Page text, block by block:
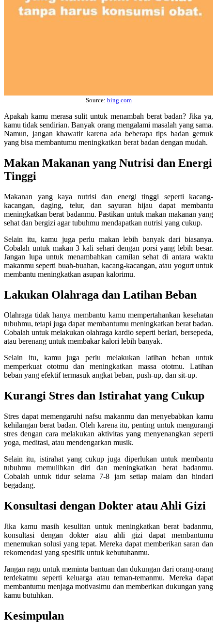
Source: bing.com
Apakah kamu merasa sulit untuk menambah berat badan? Jika ya,
kamu tidak sendirian. Banyak orang mengalami masalah yang sama.
Namun, jangan khawatir karena ada beberapa tips badan gemuk
yang bisa membantumu meningkatkan berat badan dengan mudah.
Makan Makanan yang Nutrisi dan Energi
Tinggi
Makanan yang kaya nutrisi dan energi tinggi seperti kacang-
kacangan, daging, telur, dan sayuran hijau dapat membantu
meningkatkan berat badanmu. Pastikan untuk makan makanan yang
sehat dan bergizi agar tubuhmu mendapatkan nutrisi yang cukup.
Selain itu, kamu juga perlu makan lebih banyak dari biasanya.
Cobalah untuk makan 3 kali sehari dengan porsi yang lebih besar.
Jangan lupa untuk menambahkan camilan sehat di antara waktu
makanmu seperti buah-buahan, kacang-kacangan, atau yogurt untuk
membantu meningkatkan asupan kalorimu.
Lakukan Olahraga dan Latihan Beban
Olahraga tidak hanya membantu kamu mempertahankan kesehatan
tubuhmu, tetapi juga dapat membantumu meningkatkan berat badan.
Cobalah untuk melakukan olahraga kardio seperti berlari, bersepeda,
atau berenang untuk membakar kalori lebih banyak.
Selain itu, kamu juga perlu melakukan latihan beban untuk
memperkuat ototmu dan meningkatkan massa ototmu. Latihan
beban yang efektif termasuk angkat beban, push-up, dan sit-up.
Kurangi Stres dan Istirahat yang Cukup
Stres dapat memengaruhi nafsu makanmu dan menyebabkan kamu
kehilangan berat badan. Oleh karena itu, penting untuk mengurangi
stres dengan cara melakukan aktivitas yang menyenangkan seperti
yoga, meditasi, atau mendengarkan musik.
Selain itu, istirahat yang cukup juga diperlukan untuk membantu
tubuhmu memulihkan diri dan meningkatkan berat badanmu.
Cobalah untuk tidur selama 7-8 jam setiap malam dan hindari
begadang.
Konsultasi dengan Dokter atau Ahli Gizi
Jika kamu masih kesulitan untuk meningkatkan berat badanmu,
konsultasi dengan dokter atau ahli gizi dapat membantumu
menemukan solusi yang tepat. Mereka dapat memberikan saran dan
rekomendasi yang spesifik untuk kebutuhanmu.
Jangan ragu untuk meminta bantuan dan dukungan dari orang-orang
terdekatmu seperti keluarga atau teman-temanmu. Mereka dapat
membantumu menjaga motivasimu dan memberikan dukungan yang
kamu butuhkan.
Kesimpulan